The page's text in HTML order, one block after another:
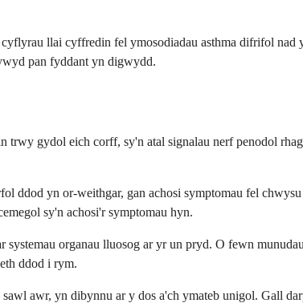
llai cyffredin fel ymosodiadau asthma difrifol nad
pan fyddant yn digwydd.
gydol eich corff, sy'n atal signalau nerf penodol
ddod yn or-weithgar, gan achosi symptomau fel
sy'n achosi'r symptomau hyn.
organau lluosog ar yr un pryd. O fewn
ddod i rym.
awr, yn dibynnu ar y dos a'ch ymateb unigol. Gall